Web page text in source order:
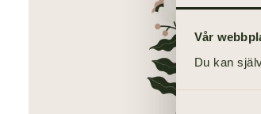
Vår
Du kan